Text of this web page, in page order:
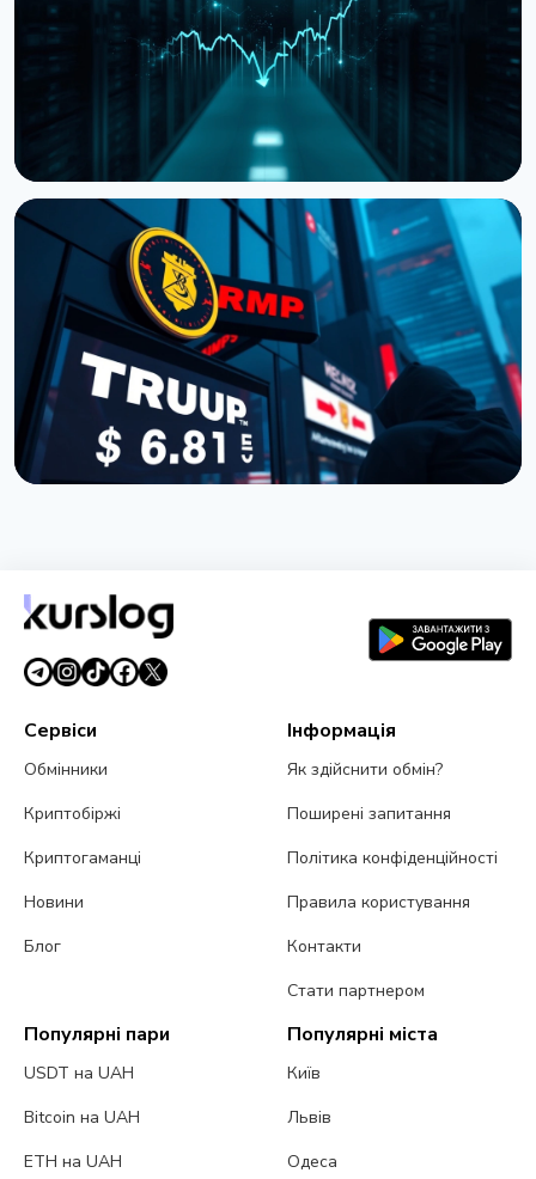
27 липня 2026 р.4 хв читання
Cardano передає розробку ключових
компонентів зовнішнім командам
19 липня 2026 р.3 хв читання
5 липня 2026 р.5 хв читання
Сервіси
Обмінники
Криптобіржі
Криптогаманці
Новини
Блог
Інформація
Як здійснити обмін?
Поширені запитання
Політика конфіденційності
Правила користування
Контакти
Стати партнером
Популярні пари
USDT на UAH
Bitcoin на UAH
ETH на UAH
Популярні міста
Київ
Львів
Одеса